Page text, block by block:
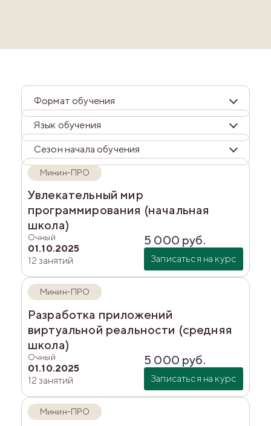
Формат обучения
Язык обучения
Сезон начала обучения
Минин-ПРО
Увлекательный мир
программирования (начальная
школа)
Очный
01.10.2025
12 занятий
5 000 руб.
Записаться на курс
Минин-ПРО
Разработка приложений
виртуальной реальности (средняя
школа)
Очный
01.10.2025
12 занятий
5 000 руб.
Записаться на курс
Минин-ПРО